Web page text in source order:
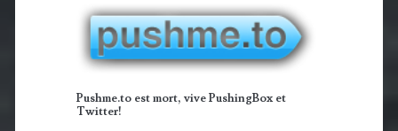
Pushme.to est mort, vive PushingBox et
Twitter!